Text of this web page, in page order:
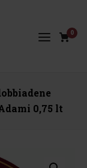
0
0,75 lt